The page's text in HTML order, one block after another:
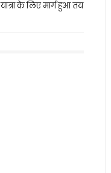
यात्रा के लिए मार्ग हुआ तय